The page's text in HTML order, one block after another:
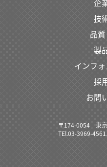
要な業務を委託す
(3)法令に基づき情
3、 お預かりした
お預かりした個人
ください。
ご本人である確認
〒174-0054 東
TEl.03-3969-
技
品
製
インフ
採
お問